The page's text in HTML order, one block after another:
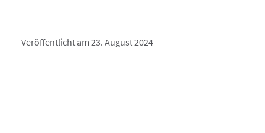
Veröffentlicht am 23. August 2024